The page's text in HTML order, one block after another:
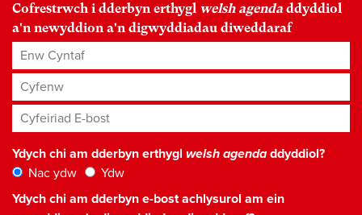
Cofrestrwch i dderbyn erthygl welsh agenda ddyddiol
a'n newyddion a'n digwyddiadau diweddaraf
Enw Cyntaf
Cyfenw
Cyfeiriad E-bost*
Ydych chi am dderbyn erthygl welsh agendaddyddiol?
Nac ydw
Ydw
Ydych chi am dderbyn e-bost achlysurol am ein